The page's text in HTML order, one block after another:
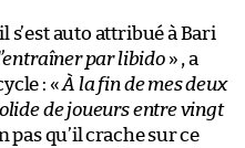
s’est auto attribué à Bari
par libido» , a
: «À la fin de mes deux
de joueurs entre vingt
pas qu’il crache sur ce